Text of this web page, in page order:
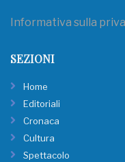
Informativa sulla
SEZIONI
Home
Editoriali
Cronaca
Cultura
Spettacolo